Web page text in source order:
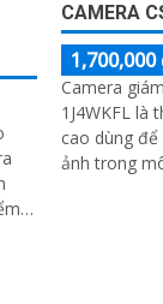
CAMERA
1,700,000
Camera
1J4WKFL là
cao dùng
ảnh trong